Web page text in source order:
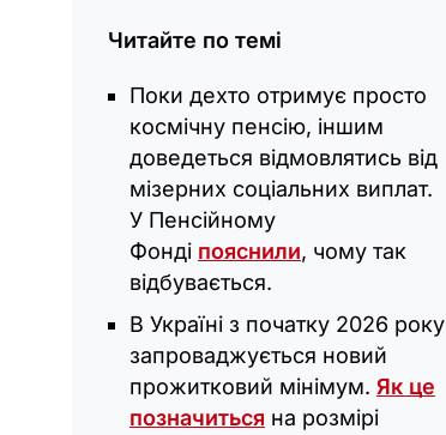
Читайте по темі
Поки дехто отримує просто
космічну пенсію, іншим
доведеться відмовлятись від
мізерних соціальних виплат.
У Пенсійному
Фонді пояснили, чому так
відбувається.
В Україні з початку 2026 року
запроваджується новий
прожитковий мінімум. Як це
позначиться на розмірі